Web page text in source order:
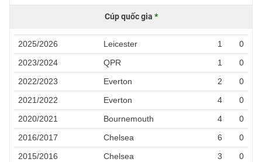
Cúp quốc gia *
2025/2026 Leicester 1
0
2023/2024
QPR 1
0
2022/2023
Everton 2
0
2021/2022
Everton 4
0
2020/2021
Bournemouth 4
0
2016/2017
Chelsea 6
0
2015/2016
Chelsea 3
0